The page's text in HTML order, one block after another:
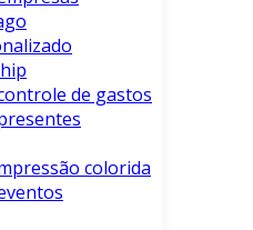
de gastos
colorida